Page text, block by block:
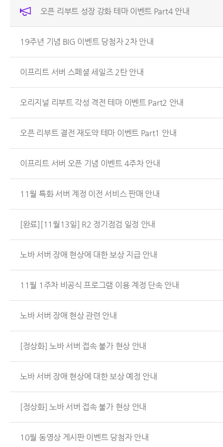
오픈 리부트 성장 강화 테마 이벤트 Part4 안내
19주년 기념 BIG 이벤트 당첨자 2차 안내
이프리트 서버 스페셜 세일즈 2탄 안내
오리지널 리부트 각성 격전 테마 이벤트 Part2 안내
오픈 리부트 결전 재도약 테마 이벤트 Part1 안내
이프리트 서버 오픈 기념 이벤트 4주차 안내
11월 특화 서버 계정 이전 서비스 판매 안내
[완료][11월13일] R2 정기점검 일정 안내
노바 서버 장애 현상에 대한 보상 지급 안내
11월 1주차 비공식 프로그램 이용 계정 단속 안내
노바 서버 장애 현상 관련 안내
[정상화] 노바 서버 접속 불가 현상 안내
노바 서버 장애 현상에 대한 보상 예정 안내
[정상화] 노바 서버 접속 불가 현상 안내
10월 동영상 게시판 이벤트 당첨자 안내